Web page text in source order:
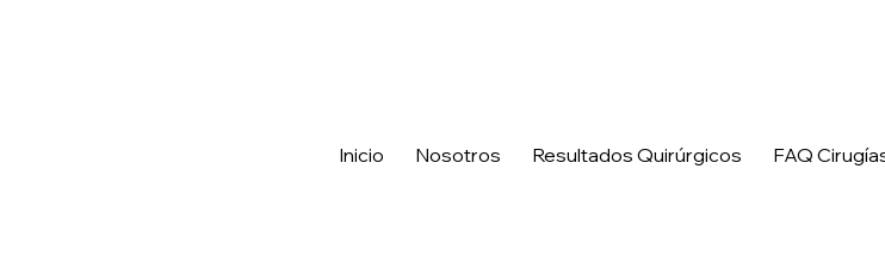
Inicio Nosotros Resultados Quirúrgicos FAQ